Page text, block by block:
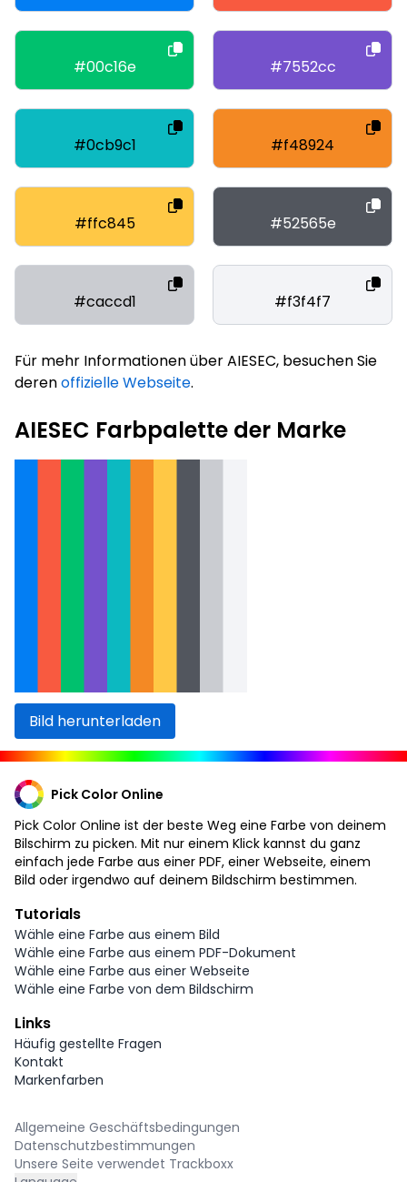
#00c16e #7552cc
#0cb9c1 #f48924
#ffc845 #52565e
#caccd1 #f3f4f7
Für mehr Informationen über AIESEC, besuchen Sie
derenoffizielle Webseite.
AIESEC Farbpalette der Marke
Bild herunterladen
Pick Color Online
Pick Color Online ist der beste Weg eine Farbe von deinem
Bilschirm zu picken. Mit nur einem Klick kannst du ganz
einfach jede Farbe aus einer PDF, einer Webseite, einem
Bild oder irgendwo auf deinem Bildschirm bestimmen.
Tutorials
Wähle eine Farbe aus einem Bild
Wähle eine Farbe aus einem PDF-Dokument
Wähle eine Farbe aus einer Webseite
Wähle eine Farbe von dem Bildschirm
Links
Häufig gestellte Fragen
Kontakt
Markenfarben
Allgemeine Geschäftsbedingungen
Datenschutzbestimmungen
Unsere Seite verwendet Trackboxx